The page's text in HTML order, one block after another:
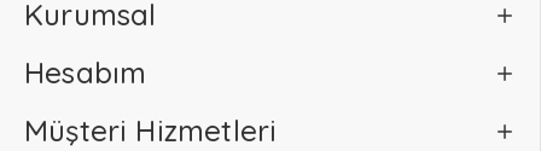
Kurumsal
Hesabım
Müşteri Hizmetleri